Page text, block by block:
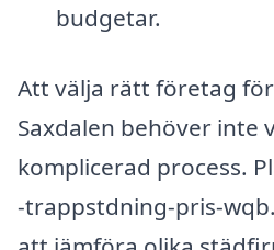
budgetar.
Att välja rätt företag
Saxdalen behöver inte
komplicerad process.
-trappstdning-pris-